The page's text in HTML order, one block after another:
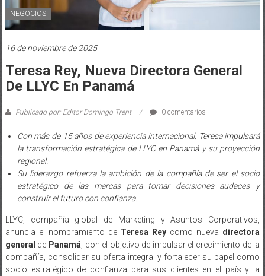
NEGOCIOS
16 de noviembre de 2025
Teresa Rey, Nueva Directora General
De LLYC En Panamá
Publicado por: Editor Domingo Trent 0 comentarios
Con más de 15 años de experiencia internacional, Teresa impulsará
la transformación estratégica de LLYC en Panamá y su proyección
regional.
Su liderazgo refuerza la ambición de la compañía de ser el socio
estratégico de las marcas para tomar decisiones audaces y
construir el futuro con confianza.
LLYC, compañía global de Marketing y Asuntos Corporativos,
anuncia el nombramiento de Teresa Rey como nueva directora
general de Panamá , con el objetivo de impulsar el crecimiento de la
compañía, consolidar su oferta integral y fortalecer su papel como
socio estratégico de confianza para sus clientes en el país y la